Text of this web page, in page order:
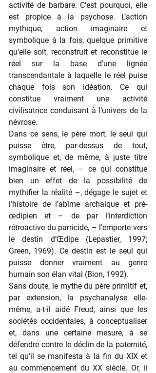
activité de barbare. C’est pourquoi, elle
est propice à la psychose. L’action
mythique, action imaginaire et
symbolique à la fois, quelque primitive
qu’elle soit, reconstruit et reconstitue le
réel sur la base d’une lignée
transcendantale à laquelle le réel puise
chaque fois son idéation. Ce qui
constitue vraiment une activité
civilisatrice conduisant à l’univers de la
névrose.
Dans ce sens, le père mort, le seul qui
puisse être, par-dessus de tout,
symbolique et, de même, à juste titre
imaginaire et réel, – ce qui constitue
bien un effet de la possibilité de
mythifier la réalité –, dégage le sujet et
l’histoire de l’abîme archaique et pré-
œdipien et – de par l’interdiction
rétroactive du parricide, – l’emporte vers
le destin d’Œdipe (Lepastier, 1997;
Green, 1969). Ce destin est le seul qui
puisse donner vraiment au genre
humain son élan vital (Bion, 1992).
Sans doute, le mythe du père primitif et,
par extension, la psychanalyse elle-
même, a-t-il aidé Freud, ainsi que les
sociétés occidentales, à conceptualiser
et, dans une certaine mesure, à se
défendre contre le déclin de la paternité,
tel qu’il se manifesta à la fin du XIX et
au commencement du XX siècle. Or, il